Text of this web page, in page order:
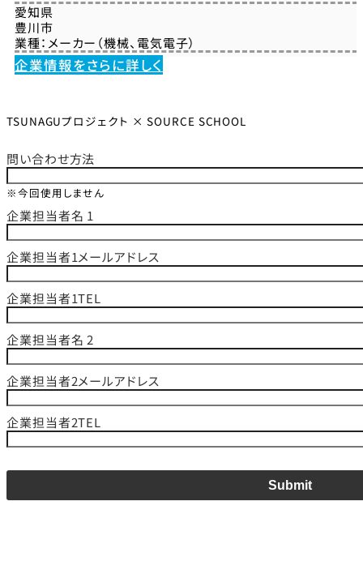
愛知県
豊川市
業種： メーカー（機械、電気電子）
企業情報をさらに詳しく
TSUNAGUプロジェクト × SOURCE SCHOOL
問い合わせ方法
※今回使用しません
企業担当者名 1
企業担当者1メールアドレス
企業担当者1TEL
企業担当者名 2
企業担当者2メールアドレス
企業担当者2TEL
Submit